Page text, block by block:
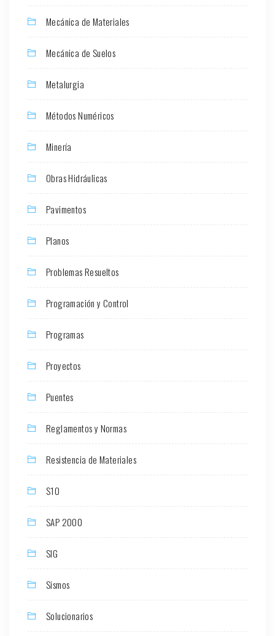
Mecánica de Materiales
Mecánica de Suelos
Metalurgia
Métodos Numéricos
Minería
Obras Hidráulicas
Pavimentos
Planos
Problemas Resueltos
Programación y Control
Programas
Proyectos
Puentes
Reglamentos y Normas
Resistencia de Materiales
S10
SAP 2000
SIG
Sismos
Solucionarios